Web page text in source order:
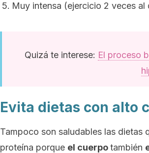
Muy intensa (ejercicio 2 veces al
Quizá te interese: El proceso
Evita dietas con alto
Tampoco son saludables las dietas
proteína porque el cuerpotambién